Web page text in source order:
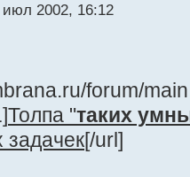
июл 2002, 16:12
forum/
Толпа "таких
задачек[/url]